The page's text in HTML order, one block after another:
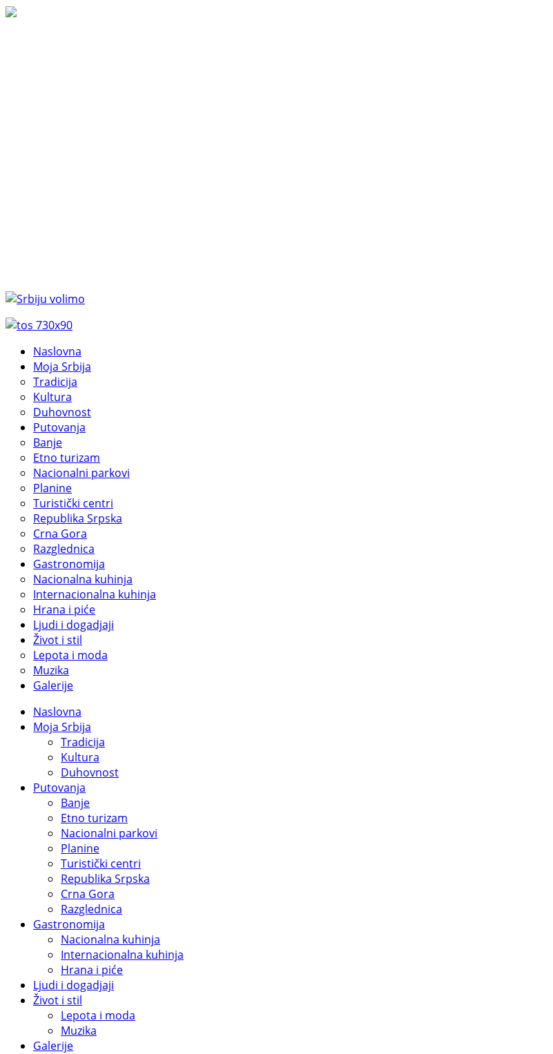
Naslovna
Moja Srbija
Tradicija
Kultura
Duhovnost
Putovanja
Banje
Etno turizam
Nacionalni parkovi
Planine
Turistički centri
Republika Srpska
Crna Gora
Razglednica
Gastronomija
Nacionalna kuhinja
Internacionalna kuhinja
Hrana i piće
Ljudi i dogadjaji
Život i stil
Lepota i moda
Muzika
Galerije
Naslovna
Moja Srbija
Tradicija
Kultura
Duhovnost
Putovanja
Banje
Etno turizam
Nacionalni parkovi
Planine
Turistički centri
Republika Srpska
Crna Gora
Razglednica
Gastronomija
Nacionalna kuhinja
Internacionalna kuhinja
Hrana i piće
Ljudi i dogadjaji
Život i stil
Lepota i moda
Muzika
Galerije